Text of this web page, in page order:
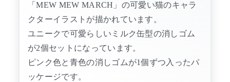
「MEW MEW MARCH」の可愛い猫のキャラ
クターイラストが描かれています。
ユニークで可愛らしいミルク缶型の消しゴム
が2個セットになっています。
ピンク色と青色の消しゴムが1個ずつ入ったパ
ッケージです。